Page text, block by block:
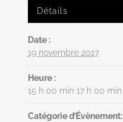
Détails
Date :
19 novembre 2017
Heure :
15 h 00 min 17 h 00 min
Catégorie d’Évènement: